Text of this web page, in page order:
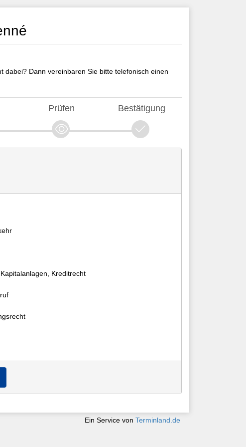
dabei? Dann vereinbaren Sie bitte telefonisch einen
Prüfen Bestätigung
Kreditrecht
Ein Service von Terminland.de